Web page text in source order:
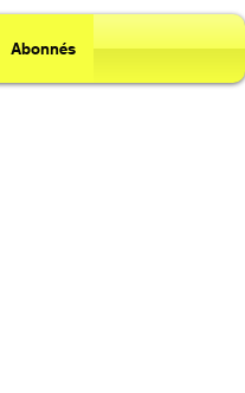
Abonnés